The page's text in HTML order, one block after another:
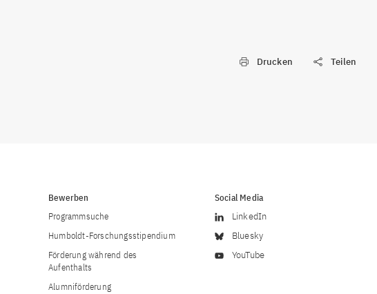
Drucken Teilen
Bewerben
Programmsuche
Humboldt-Forschungsstipendium
Förderung während des
Aufenthalts
Alumniförderung
Social Media
LinkedIn
Bluesky
YouTube